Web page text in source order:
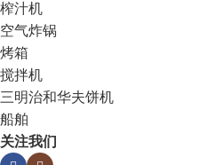
榨汁机
空气炸锅
烤箱
搅拌机
三明治和华夫饼机
船舶
关注我们